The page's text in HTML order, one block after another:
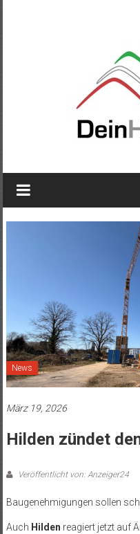
News
März 19, 2026
Hilden zündet
Veröffentlicht von: Anzeiger24
Baugenehmigungen sollen
Auch Hilden reagiert jetzt auf